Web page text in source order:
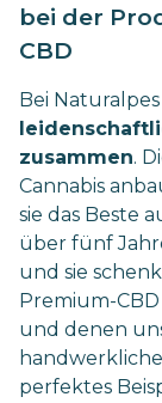
bei der
CBD
Bei Naturalpes
zusammen.
Cannabis
sie das Beste
über fünf
und sie
Premium-
und denen
perfektes